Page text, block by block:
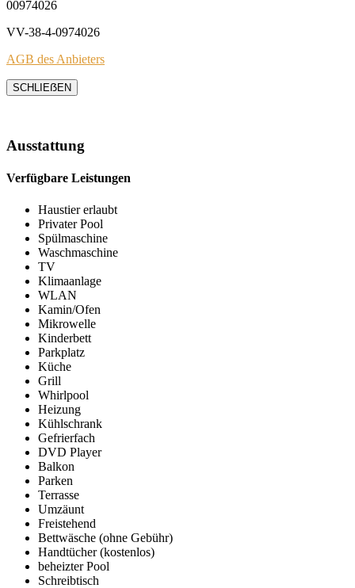
00974026
VV-38-4-0974026
AGB des Anbieters
SCHLIEẞEN
Ausstattung
Verfügbare Leistungen
Haustier erlaubt
Privater Pool
Spülmaschine
Waschmaschine
TV
Klimaanlage
WLAN
Kamin/Ofen
Mikrowelle
Kinderbett
Parkplatz
Küche
Grill
Whirlpool
Heizung
Kühlschrank
Gefrierfach
DVD Player
Balkon
Parken
Terrasse
Umzäunt
Freistehend
Bettwäsche (ohne Gebühr)
Handtücher (kostenlos)
beheizter Pool
Schreibtisch